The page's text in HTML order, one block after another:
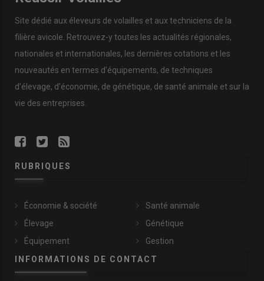
Site dédié aux éleveurs de volailles et aux techniciens de la
filière avicole. Retrouvez-y toutes les actualités régionales,
nationales et internationales, les dernières cotations et les
nouveautés en termes d’équipements, de techniques
d’élevage, d’économie, de génétique, de santé animale et sur la
vie des entreprises.
RUBRIQUES
Économie & société
Élevage
Équipement
Santé animale
Génétique
Gestion
INFORMATIONS DE CONTACT